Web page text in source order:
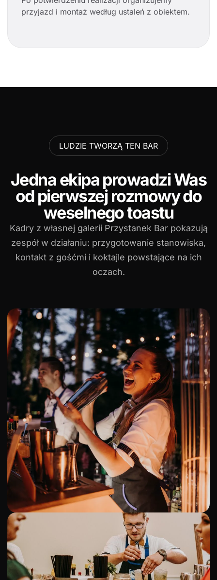
przyjazd i montaż według ustaleń z obiektem.
LUDZIE TWORZĄ TEN BAR
Jedna ekipa prowadzi Was
od pierwszej rozmowy do
weselnego toastu
Kadry z własnej galerii Przystanek Bar pokazują
zespół w działaniu: przygotowanie stanowiska,
kontakt z gośćmi i koktajle powstające na ich
oczach.